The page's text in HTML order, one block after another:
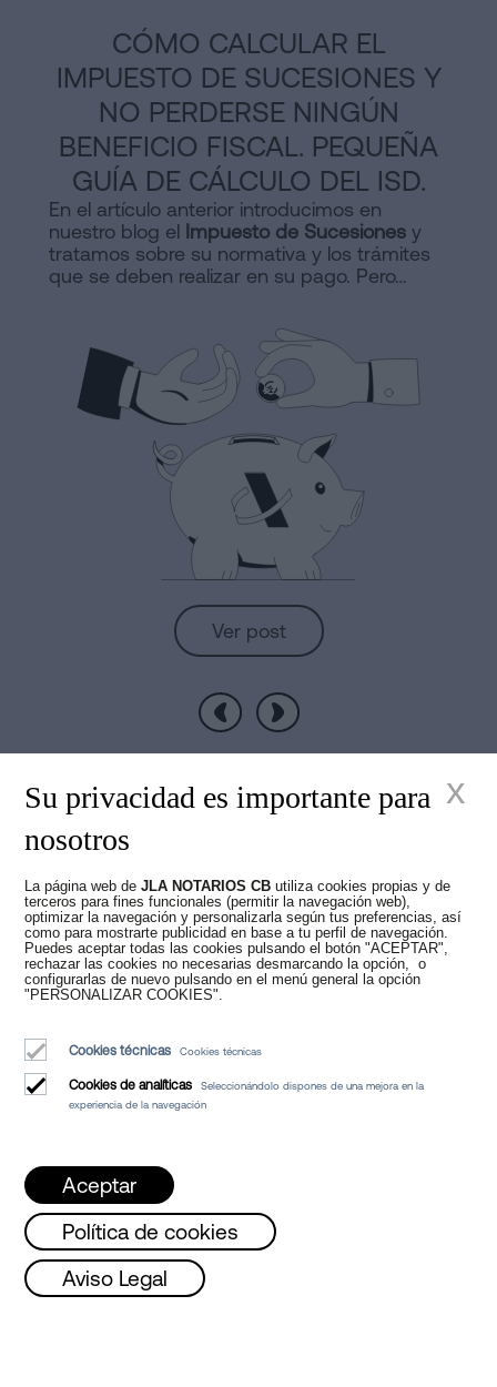
CÓMO CALCULAR EL
IMPUESTO DE SUCESIONES Y
NO PERDERSE NINGÚN
BENEFICIO FISCAL. PEQUEÑA
GUÍA DE CÁLCULO DEL ISD.
En el artículo anterior introducimos en
nuestro blog el Impuesto de Sucesiones y
tratamos sobre su normativa y los trámites
que se deben realizar en su pago. Pero…
Ver post
AnteriorSiguiente
Nuevos tiempos en
el Notariado
Luis Alberto Álvarez Moreno
Notarios de Barcelona y Notarios online para toda España
Servicios
Lunes, Miércoles y Viernes de 08 a
Su privacidad es importante para
nosotros
La página web de JLA NOTARIOS CB utiliza cookies propias y de
terceros para fines funcionales (permitir la navegación web),
optimizar la navegación y personalizarla según tus preferencias, así
como para mostrarte publicidad en base a tu perfil de navegación.
Puedes aceptar todas las cookies pulsando el botón "ACEPTAR",
rechazar las cookies no necesarias desmarcando la opción, o
configurarlas de nuevo pulsando en el menú general la opción
"PERSONALIZAR COOKIES".
Cookies técnicas Cookies técnicas
Cookies de analíticas
Seleccionándolo dispones de una mejora en la
experiencia de la navegación
Aceptar
Política de cookies
Aviso Legal
x